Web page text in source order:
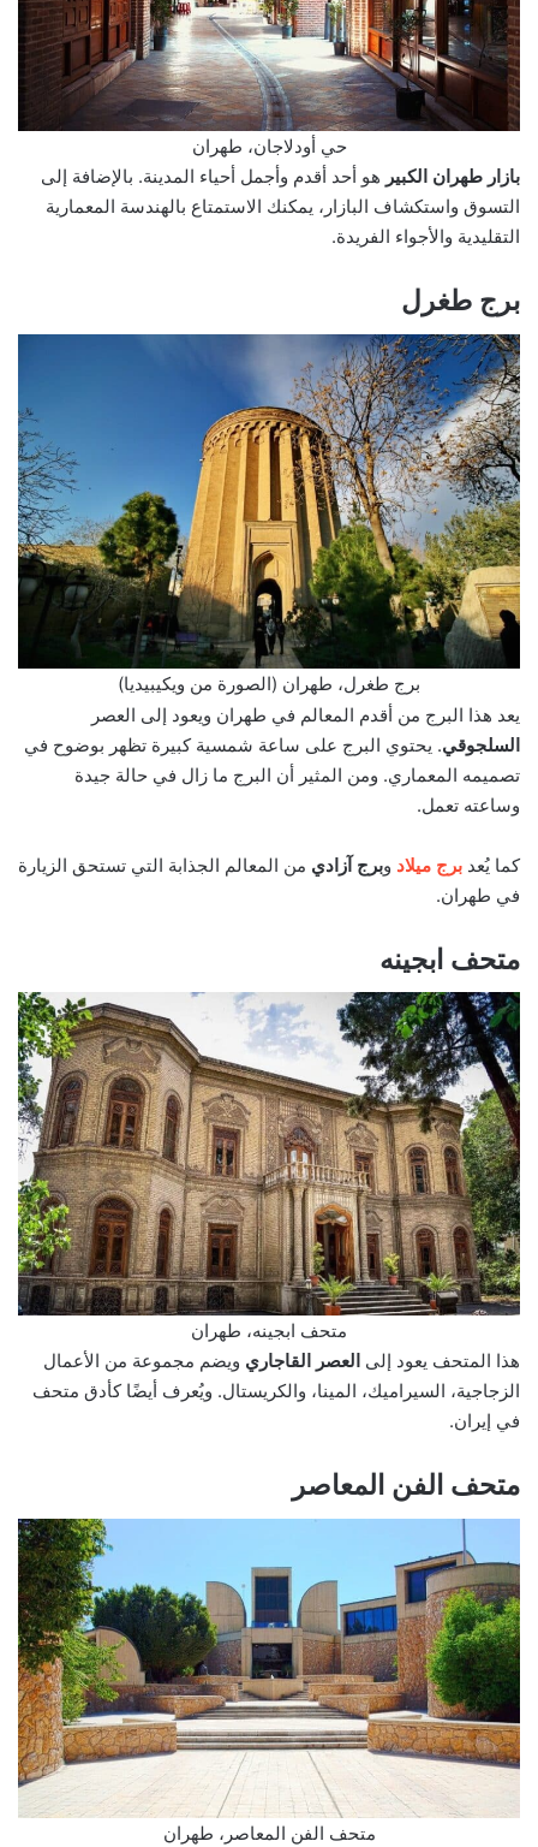
حي أودلاجان، طهران
بازار طهران الكبير هو أحد أقدم وأجمل أحياء المدينة. بالإضافة إلى
التسوق واستكشاف البازار، يمكنك الاستمتاع بالهندسة المعمارية
التقليدية والأجواء الفريدة.
برج طغرل
برج طغرل، طهران (الصورة من ويكيبيديا)
يعد هذا البرج من أقدم المعالم في طهران ويعود إلى العصر
السلجوقي. يحتوي البرج على ساعة شمسية كبيرة تظهر بوضوح في
تصميمه المعماري. ومن المثير أن البرج ما زال في حالة جيدة
وساعته تعمل.
كما يُعد برج ميلاد وبرج آزادي من المعالم الجذابة التي تستحق الزيارة
في طهران.
متحف ابجينه
متحف ابجينه، طهران
هذا المتحف يعود إلى العصر القاجاري ويضم مجموعة من الأعمال
الزجاجية، السيراميك، المينا، والكريستال. ويُعرف أيضًا كأدق متحف
في إيران.
متحف الفن المعاصر
متحف الفن المعاصر، طهران